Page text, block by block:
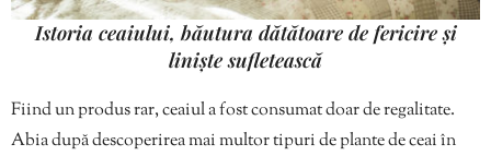
Istoria ceaiului, băutura dătătoare de fericire și
liniște sufletească
Fiind un produs rar, ceaiul a fost consumat doar de regalitate.
Abia după descoperirea mai multor tipuri de plante de ceai în